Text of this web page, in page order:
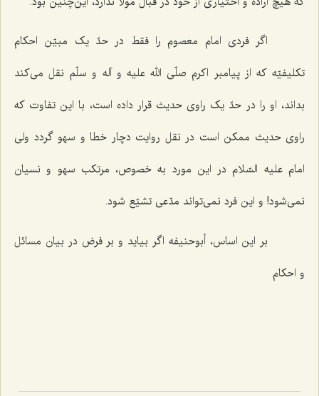
اگر فردی امام معصوم را فقط در حدّ یک مبیّن احکام
تکلیفیّه که از پیامبر اکرم صلّی الله علیه و آله و سلّم نقل می‌کند
بداند، او را در حدّ یک راوی حدیث قرار داده است، با این تفاوت که
راوی حدیث ممکن است در نقل روایت دچار خطا و سهو گردد ولی
امام علیه السّلام در این مورد به خصوص، مرتکب سهو و نسیان
نمی‌شود! و این فرد نمی‌تواند مدّعی تشیّع شود.
بر این اساس، أبوحنیفه اگر بیاید و بر فرض در بیان مسائل
و احکام